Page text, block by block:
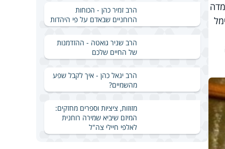
הרב זמיר כהן - הכוחות
הרוחניים שבאדם על פי היהדות
הרב שניר גואטה - ההזדמנות
של החיים שלכם
הרב יגאל כהן - איך לקבל שפע
מהשמיים?
מזוזות, ציציות וספרים מחזקים:
המיזם שיביא שמירה רוחנית
לאלפי חיילי צה"ל